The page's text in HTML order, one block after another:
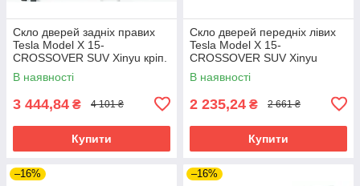
Скло дверей задніх правих
Tesla Model X 15-
CROSSOVER SUV Xinyu кріп.
В наявності
3 444,84 ₴ 4 101 ₴
Купити
Скло дверей передніх лівих
Tesla Model X 15-
CROSSOVER SUV Xinyu
В наявності
2 235,24 ₴ 2 661 ₴
Купити
–16% –16%